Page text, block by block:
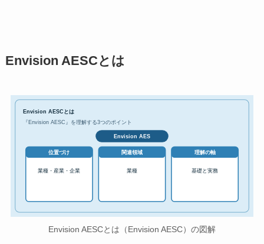
Envision AESCとは
Envision AESCとは
『Envision AESC』を理解する3つのポイント
Envision AES
位置づけ
業種・産業・企業
関連領域
業種
理解の軸
基礎と実務
Envision AESCとは（Envision AESC）の図解